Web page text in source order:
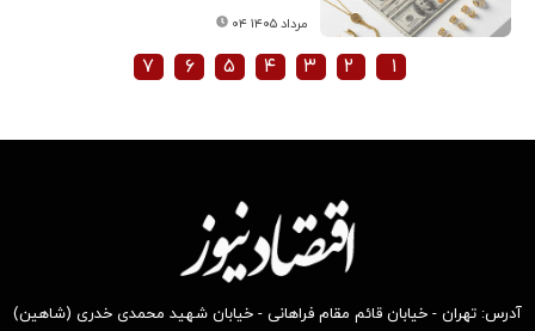
۰۴ مرداد ۱۴۰۵
۱ ۲ ۳ ۴ ۵ ۶ ۷
آدرس: تهران - خیابان قائم مقام فراهانی - خیابان شهید محمدی خدری (شاهین)